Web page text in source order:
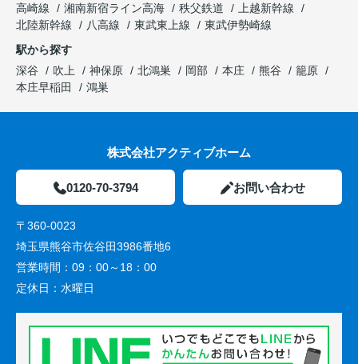
高崎線
湘南新宿ライン高海 秩父鉄道
上越新幹線
北陸新幹線
八高線 東武東上線
東武伊勢崎線
駅から探す
深谷
吹上 神保原 北鴻巣 岡部 本庄 熊谷
籠原
本庄早稲田
鴻巣
株式会社アクティブホーム
0120-70-3794 お問い合わせ
〒360-0023
埼玉県熊谷市佐谷田3986番地6
営業時間： 09：00～18：00
定休日： 水曜日